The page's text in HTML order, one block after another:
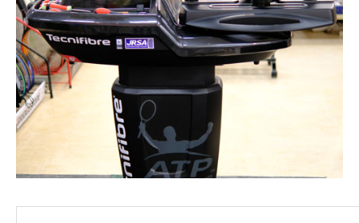
ブログ
よくある質問
アクセス
お問い合わせ